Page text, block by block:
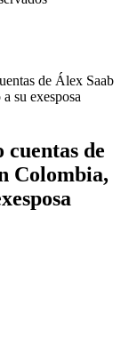
de Álex Saab
su exesposa
de
Colombia,